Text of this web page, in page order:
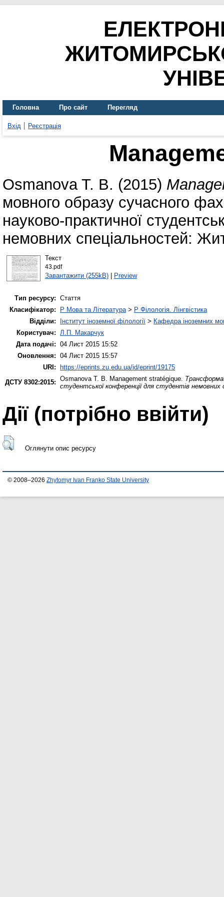
Головна Про сайт Перегляд
Вхід Реєстрація
Osmanova T. B. (2015)
мовного образу сучасного
науково-практичної
немовних спеціальностей:
Текст
43.pdf
Завантажити (255kB)| Preview
Тип ресурсу: Стаття
Класифікатор:
P Мова та Література> P Філологія. Лінгвістика
Відділи:
Інститут іноземної філології > Кафедра іноземних
Користувач: Л.П. Макарчук
Дата подачі: 04 Лист 2015 15:52
Оновлення: 04 Лист 2015 15:57
URI:
https://eprints.zu.edu.ua/id/eprint/19175
ДСТУ 8302:2015: Osmanova T. B. Management stratégique.
студентської конференції для студентів
Дії ​​(потрібно ввійти)
Оглянути опис ресурсу
© 2008–2026 Zhytomyr Ivan Franko State University